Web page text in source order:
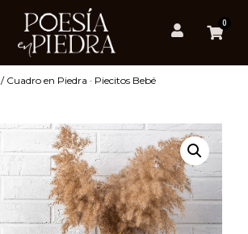
0
/ Cuadro en Piedra · Piecitos Bebé